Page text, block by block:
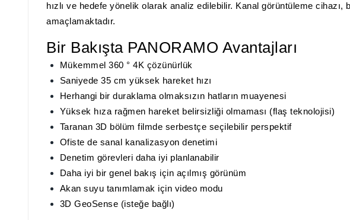
hızlı ve hedefe yönelik olarak analiz edilebilir. Kanal görüntüleme
amaçlamaktadır.
Bir Bakışta PANORAMO Avantajları
Mükemmel 360 ° 4K çözünürlük
Saniyede 35 cm yüksek hareket hızı
Herhangi bir duraklama olmaksızın hatların muayenesi
Yüksek hıza rağmen hareket belirsizliği olmaması (flaş teknolojisi)
Taranan 3D bölüm filmde serbestçe seçilebilir perspektif
Ofiste de sanal kanalizasyon denetimi
Denetim görevleri daha iyi planlanabilir
Daha iyi bir genel bakış için açılmış görünüm
Akan suyu tanımlamak için video modu
3D GeoSense (isteğe bağlı)